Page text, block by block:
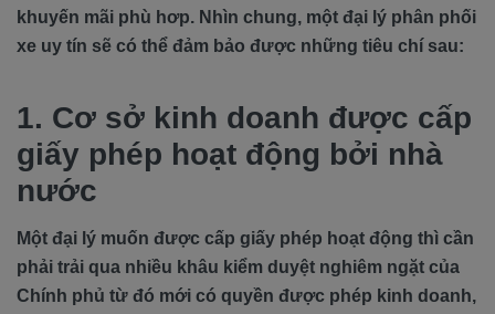
khuyến mãi phù hơp. Nhìn chung, một đại lý phân phối
xe uy tín sẽ có thể đảm bảo được những tiêu chí sau:
1. Cơ sở kinh doanh được cấp
giấy phép hoạt động bởi nhà
nước
Một đại lý muốn được cấp giấy phép hoạt động thì cần
phải trải qua nhiều khâu kiểm duyệt nghiêm ngặt của
Chính phủ từ đó mới có quyền được phép kinh doanh,